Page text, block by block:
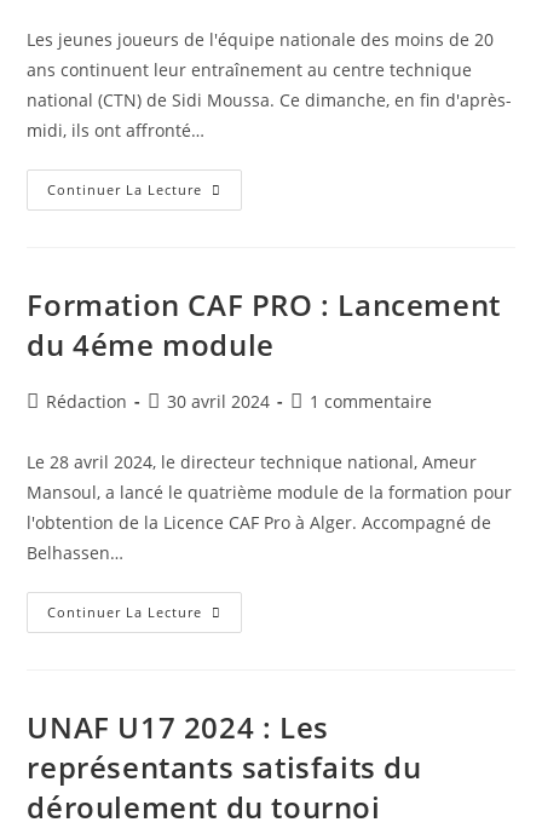
la
publication :
la
publication :
Les jeunes joueurs de l'équipe nationale des moins de 20
ans continuent leur entraînement au centre technique
national (CTN) de Sidi Moussa. Ce dimanche, en fin d'après-
midi, ils ont affronté…
Continuer La Lecture E.N.
U20
3
En
Contre
L’équipe
MCA
Formation CAF PRO : Lancement
du 4éme module
Auteur/autrice
la
publication :
Rédaction
Publication
30 avril 2024
Commentaires
publication :
1 commentaire
Le 28 avril 2024, le directeur technique national, Ameur
Mansoul, a lancé le quatrième module de la formation pour
l'obtention de la Licence CAF Pro à Alger. Accompagné de
Belhassen…
Continuer La Lecture Formation
CAF
4éme
Module
UNAF U17 2024 : Les
représentants satisfaits du
déroulement du tournoi